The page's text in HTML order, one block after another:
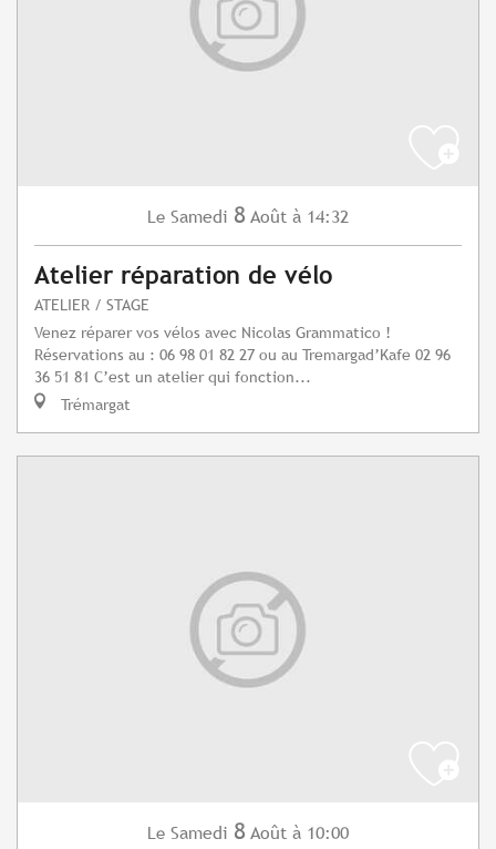
Le Samedi 8 Août à 14:32
Atelier réparation de vélo
ATELIER / STAGE
Venez réparer vos vélos avec Nicolas Grammatico !
Réservations au : 06 98 01 82 27 ou au Tremargad’Kafe 02 96
36 51 81 C’est un atelier qui fonction...
Trémargat
Le Samedi 8 Août à 10:00